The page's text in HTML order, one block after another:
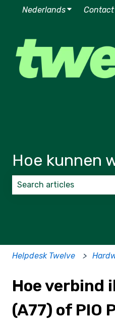
NederlandsSubmenu
Hoe kunnen
Helpdesk Twelve
Hoe verbind
(A77) of PIO